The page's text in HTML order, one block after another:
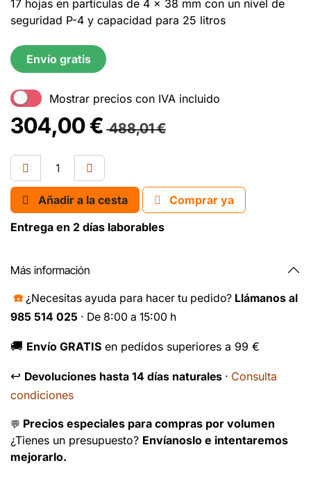
17 hojas en partículas de 4 x 38 mm con un nivel de
seguridad P-4 y capacidad para 25 litros
Envío gratis
Mostrar precios con IVA incluido
304,00€ 488,01€
Añadir a la cesta
Comprar ya
Entrega en 2 días laborables
Más información
☎️ ¿Necesitas ayuda para hacer tu pedido? Llámanos al
985 514 025 · De 8:00 a 15:00 h
🚚 Envío GRATIS en pedidos superiores a 99 €
↩️ Devoluciones hasta 14 días naturales · Consulta
condiciones
💬 Precios especiales para compras por volumen
¿Tienes un presupuesto? Envíanoslo e intentaremos
mejorarlo.